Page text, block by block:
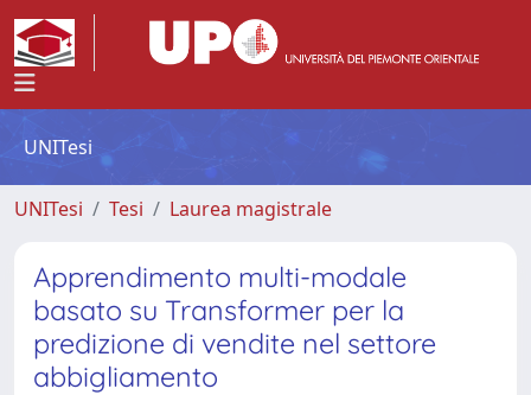
UNITesi
UNITesi Tesi Laurea magistrale
Apprendimento multi-modale
basato su Transformer per la
predizione di vendite nel settore
abbigliamento